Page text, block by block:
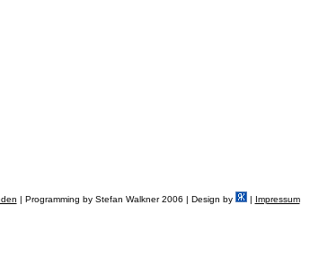
| Programming by Stefan Walkner 2006 | Design by | Impressum